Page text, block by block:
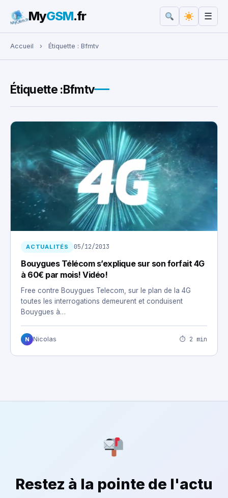
Rechercher :
MyGSM.fr ☰
Accueil › Étiquette : Bfmtv
Étiquette :Bfmtv
ACTUALITÉS 05/12/2013
Bouygues Télécom s’explique sur son forfait 4G
à 60€ par mois! Vidéo!
Free contre Bouygues Telecom, sur le plan de la 4G
toutes les interrogations demeurent et conduisent
Bouygues à…
N Nicolas ⏱ 2 min
Restez à la pointe de l'actu